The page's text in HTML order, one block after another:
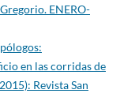
ENERO-
en las corridas de
Revista San